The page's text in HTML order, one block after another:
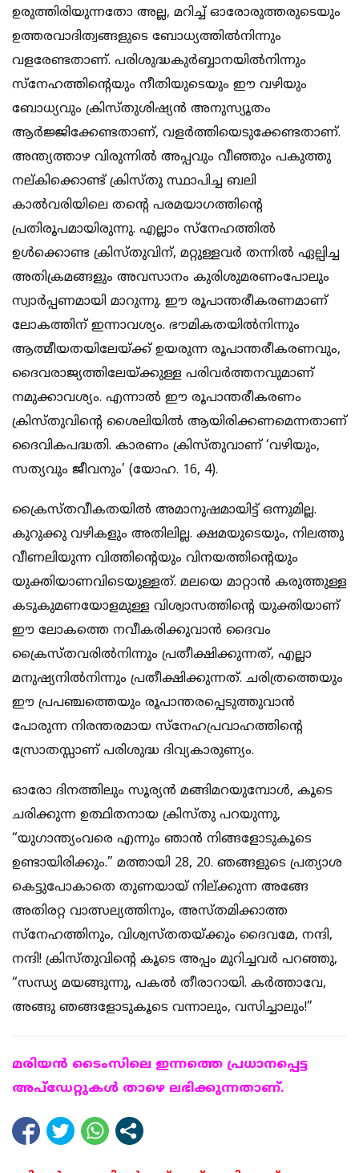
ഉരുത്തിരിയുന്നതോ അല്ല, മറിച്ച് ഓരോരുത്തരുടെയും
ഉത്തരവാദിത്വങ്ങളുടെ ബോധ്യത്തില്‍നിന്നും
വളരേണ്ടതാണ്. പരിശുദ്ധകുര്‍ബ്ബാനയില്‍നിന്നും
സ്നേഹത്തിന്‍റെയും നീതിയുടെയും ഈ വഴിയും
ബോധ്യവും ക്രിസ്തുശിഷ്യന്‍ അനുസ്യൂതം
ആര്‍ജ്ജിക്കേണ്ടതാണ്, വളര്‍ത്തിയെടുക്കേണ്ടതാണ്.
അന്ത്യത്താഴ വിരുന്നില്‍ അപ്പവും വീഞ്ഞും പകുത്തു
നല്കിക്കൊണ്ട് ക്രിസ്തു സ്ഥാപിച്ച ബലി
കാല്‍വരിയിലെ തന്‍റെ പരമയാഗത്തിന്‍റെ
പ്രതിരൂപമായിരുന്നു. എല്ലാം സ്നേഹത്തില്‍
ഉള്‍ക്കൊണ്ട ക്രിസ്തുവിന്, മറ്റുള്ളവര്‍ തന്നില്‍ ഏല്പിച്ച
അതിക്രമങ്ങളും അവസാനം കുരിശുമരണംപോലും
സ്വാര്‍പ്പണമായി മാറുന്നു. ഈ രൂപാന്തരീകരണമാണ്
ലോകത്തിന് ഇന്നാവശ്യം. ഭൗമികതയില്‍നിന്നും
ആത്മീയതയിലേയ്ക്ക് ഉയരുന്ന രൂപാന്തരീകരണവും,
ദൈവരാജ്യത്തിലേയ്ക്കുള്ള പരിവര്‍ത്തനവുമാണ്
നമുക്കാവശ്യം. എന്നാല്‍ ഈ രൂപാന്തരീകരണം
ക്രിസ്തുവിന്‍റെ ശൈലിയില്‍ ആയിരിക്കണമെന്നതാണ്
ദൈവികപദ്ധതി. കാരണം ക്രിസ്തുവാണ് ‘വഴിയും,
സത്യവും ജീവനും’ (യോഹ. 16, 4).
ക്രൈസ്തവീകതയില്‍ അമാനുഷമായിട്ട് ഒന്നുമില്ല.
കുറുക്കു വഴികളും അതിലില്ല. ക്ഷമയുടെയും, നിലത്തു
വീണലിയുന്ന വിത്തിന്‍റെയും വിനയത്തിന്‍റെയും
യുക്തിയാണവിടെയുള്ളത്. മലയെ മാറ്റാന്‍ കരുത്തുള്ള
കടുകുമണയോളമുള്ള വിശ്വാസത്തിന്‍റെ യുക്തിയാണ്
ഈ ലോകത്തെ നവീകരിക്കുവാന്‍ ദൈവം
ക്രൈസ്തവരില്‍നിന്നും പ്രതീക്ഷിക്കുന്നത്, എല്ലാ
മനുഷ്യനില്‍നിന്നും പ്രതീക്ഷിക്കുന്നത്. ചരിത്രത്തെയും
ഈ പ്രപഞ്ചത്തെയും രൂപാന്തരപ്പെടുത്തുവാന്‍
പോരുന്ന നിരന്തരമായ സ്നേഹപ്രവാഹത്തിന്‍റെ
സ്രോതസ്സാണ് പരിശുദ്ധ ദിവ്യകാരുണ്യം.
ഓരോ ദിനത്തിലും സൂര്യന്‍ മങ്ങിമറയുമ്പോള്‍, കൂടെ
ചരിക്കുന്ന ഉത്ഥിതനായ ക്രിസ്തു പറയുന്നു,
“യുഗാന്ത്യംവരെ എന്നും ഞാന്‍ നിങ്ങളോടുകൂടെ
ഉണ്ടായിരിക്കും.” മത്തായി 28, 20. ഞങ്ങളുടെ പ്രത്യാശ
കെട്ടുപോകാതെ തുണയായ് നില്ക്കുന്ന അങ്ങേ
അതിരറ്റ വാത്സല്യത്തിനും, അസ്തമിക്കാത്ത
സ്നേഹത്തിനും, വിശ്വസ്തതയ്ക്കും ദൈവമേ, നന്ദി,
നന്ദി! ക്രിസ്തുവിന്‍റെ കൂടെ അപ്പം മുറിച്ചവര്‍ പറഞ്ഞു,
“സന്ധ്യ മയങ്ങുന്നു, പകല്‍ തീരാറായി. കര്‍ത്താവേ,
അങ്ങു ഞങ്ങളോടുകൂടെ വന്നാലും, വസിച്ചാലും!”
മരിയന്‍ ടൈംസിലെ ഇന്നത്തെ പ്രധാനപ്പെട്ട
അപ്ഡേറ്റുകള്‍ താഴെ ലഭിക്കുന്നതാണ്.